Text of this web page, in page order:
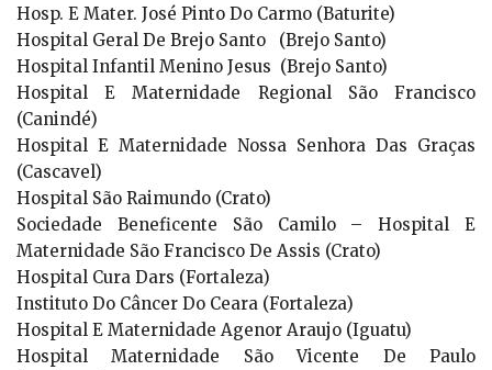
Hosp. E Mater. José Pinto Do Carmo (Baturite)
Hospital Geral De Brejo Santo (Brejo Santo)
Hospital Infantil Menino Jesus (Brejo Santo)
Hospital E Maternidade Regional São Francisco
(Canindé)
Hospital E Maternidade Nossa Senhora Das Graças
(Cascavel)
Hospital São Raimundo (Crato)
Sociedade Beneficente São Camilo – Hospital E
Maternidade São Francisco De Assis (Crato)
Hospital Cura Dars (Fortaleza)
Instituto Do Câncer Do Ceara (Fortaleza)
Hospital E Maternidade Agenor Araujo (Iguatu)
Hospital Maternidade São Vicente De Paulo